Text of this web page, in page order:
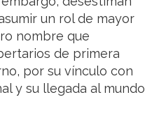
un rol de mayor
nombre que
de primera
por su vínculo con
y su llegada al mundo